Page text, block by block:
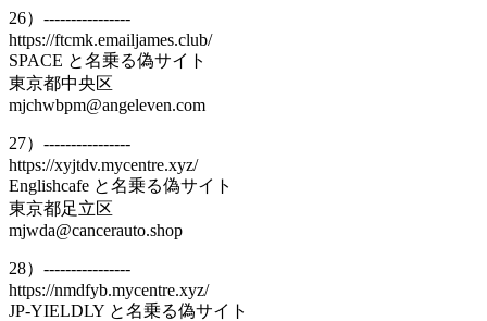
26）----------------
https://ftcmk.emailjames.club/
SPACE と名乗る偽サイト
東京都中央区
mjchwbpm@angeleven.com
27）----------------
https://xyjtdv.mycentre.xyz/
Englishcafe と名乗る偽サイト
東京都足立区
mjwda@cancerauto.shop
28）----------------
https://nmdfyb.mycentre.xyz/
JP-YIELDLY と名乗る偽サイト